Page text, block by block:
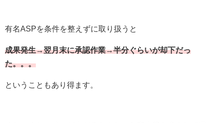
有名ASPを条件を整えずに取り扱うと
成果発生→翌月末に承認作業→半分ぐらいが却下だっ
た。。。
ということもあり得ます。